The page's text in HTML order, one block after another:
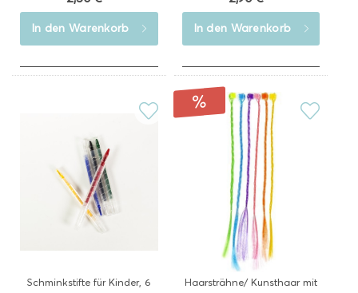
In den Warenkorb In den Warenkorb
Schminkstifte für Kinder, 6
Haarsträhne/ Kunsthaar mit